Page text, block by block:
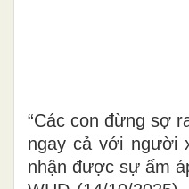
“Các con đừng sợ
ngay cả với người
nhận được sự ấm